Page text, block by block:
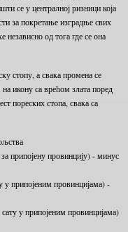
се у централној ризници која
за покретање изградње свих
независно од тога где се она
стопу, а свака промена се
икону са врећом злата поред
пореских стопа, свака са
припојену провинцију) - минус
у припојеним провинцијама) -
у припојеним провинцијама)